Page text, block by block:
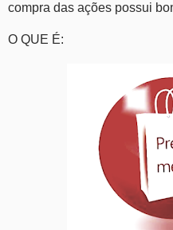
compra das ações possui
O QUE É: